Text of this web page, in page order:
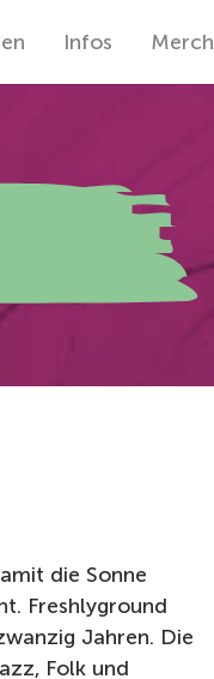
Infos Merch
die Sonne
Freshlyground
Jahren. Die
Folk und